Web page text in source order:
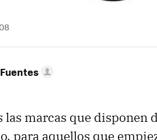
las marcas que disponen
para aquellos que